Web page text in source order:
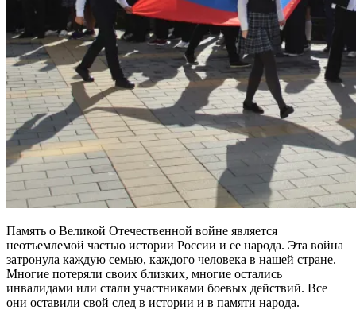
Память о Великой Отечественной войне является
неотъемлемой частью истории России и ее народа. Эта война
затронула каждую семью, каждого человека в нашей стране.
Многие потеряли своих близких, многие остались
инвалидами или стали участниками боевых действий. Все
они оставили свой след в истории и в памяти народа.